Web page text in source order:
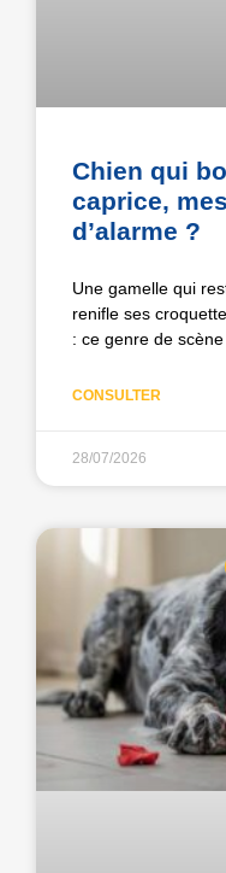
Chien qui
caprice,
d’alarme ?
Une gamelle qui
renifle ses
: ce genre de
CONSULTER
28/07/2026